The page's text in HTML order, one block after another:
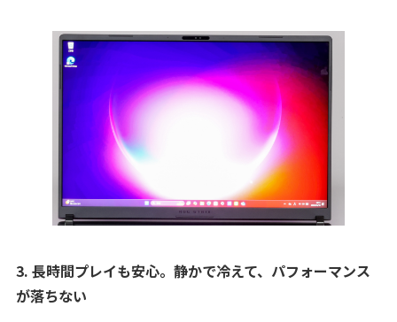
3. 長時間プレイも安心。静かで冷えて、パフォーマンス
が落ちない